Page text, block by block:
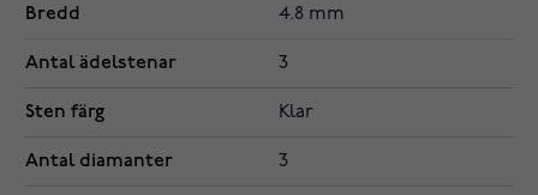
Bredd 4.8 mm
Antal ädelstenar 3
Sten färg Klar
Antal diamanter 3